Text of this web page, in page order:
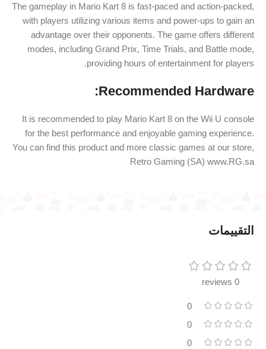
The gameplay in Mario Kart 8 is fast-paced and action-packed,
with players utilizing various items and power-ups to gain an
advantage over their opponents. The game offers different
modes, including Grand Prix, Time Trials, and Battle mode,
providing hours of entertainment for players.
Recommended Hardware:
It is recommended to play Mario Kart 8 on the Wii U console
for the best performance and enjoyable gaming experience.
You can find this product and more classic games at our store,
Retro Gaming (SA) www.RG.sa
التقييمات
0 reviews
0
0
0